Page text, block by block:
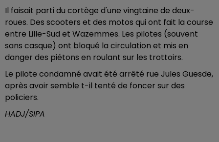
Il faisait parti du cortège d'une vingtaine de deux-
roues. Des scooters et des motos qui ont fait la course
entre Lille-Sud et Wazemmes. Les pilotes (souvent
sans casque) ont bloqué la circulation et mis en
danger des piétons en roulant sur les trottoirs.
Le pilote condamné avait été arrêté rue Jules Guesde,
après avoir semble t-il tenté de foncer sur des
policiers.
HADJ/SIPA